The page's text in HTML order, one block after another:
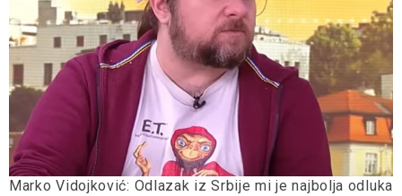
Marko Vidojković: Odlazak iz Srbije mi je najbolja odluka